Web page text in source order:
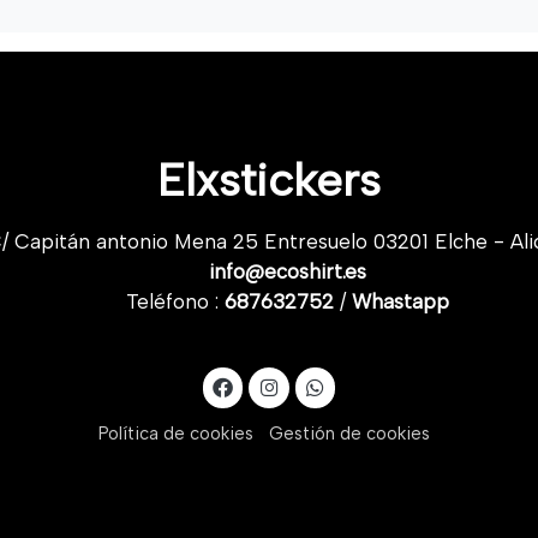
Elxstickers
Capitán antonio Mena 25 Entresuelo 03201 Elche -
info@ecoshirt.es
Teléfono : 687632752/ Whastapp
Política de cookies Gestión de cookies